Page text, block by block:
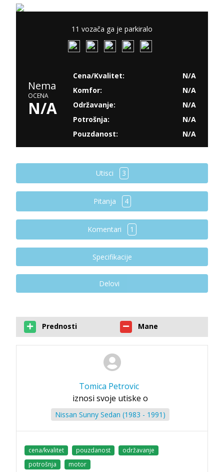
11 vozača ga je parkiralo
Nema
OCENA
N/A
Cena/Kvalitet:
N/A
Komfor:
N/A
Održavanje:
N/A
Potrošnja:
N/A
Pouzdanost:
N/A
Utisci 3
Pitanja 4
Komentari 1
Specifikacije
Delovi
Prednosti Mane
Tomica Petrovic
iznosi svoje utiske o
Nissan Sunny Sedan (1983 - 1991)
cena/kvalitet pouzdanost
održavanje
potrošnja
motor